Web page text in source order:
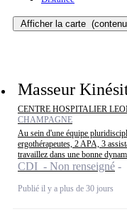
Afficher la carte
Masseur
CENTRE HOSPITALIER
CHAMPAGNE
Au sein d'une équipe
ergothérapeutes, 2 APA, 3
travaillez dans une bonne
CDI - Non renseigné
Publié il y a plus de 30 jours